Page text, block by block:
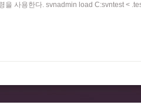
을 사용한다. svnadmin load C:svntest <